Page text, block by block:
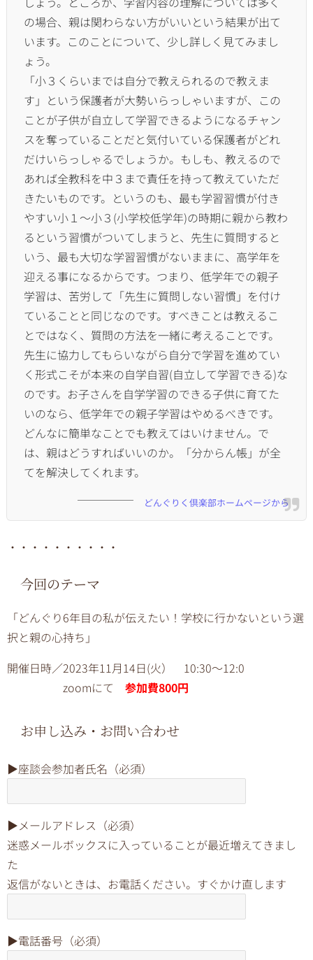
の場合、 親は関わらない方がいいという結果が出て
います。 このことについて、少し詳しく見てみまし
ょう。
「小３くらいまでは自分で教えられるので教えま
す」 という保護者が大勢いらっしゃいますが、
この
ことが子供が自立して学習できるようになるチャン
スを奪っていることだと気付いている保護者がどれ
だけいらっしゃるでしょうか。もしも、 教えるので
あれば全教科を中３まで責任を持って教えていただ
きたいものです。というのも、最も学習習慣が付き
やすい小１～小３(小学校低学年)の時期に親から教わ
るという習慣がついてしまうと、 先生に質問すると
いう、最も大切な学習習慣がないままに、 高学年を
迎える事になるからです。つまり、 低学年での親子
学習は、苦労して「先生に質問しない習慣」 を付け
ていることと同じなのです。 すべきことは教えるこ
とではなく、 質問の方法を一緒に考えることです。
先生に協力してもらいながら自分で学習を進めてい
く形式こそが本来の自学自習(自立して学習できる)な
のです。 お子さんを自学学習のできる子供に育てた
いのなら、 低学年での親子学習はやめるべきです。
どんなに簡単なことでも教えてはいけません。で
は、 親はどうすればいいのか。「分からん帳」 が全
てを解決してくれます。
どんぐりく倶楽部ホームページから
・・・・・・・・・・
今回のテーマ
「どんぐり6年目の私が伝えたい！学校に行かないという選
択と親の心持ち」
開催日時／2023年11月14日(火） 10:30～12:0
zoomにて 参加費800円
お申し込み・お問い合わせ
▶︎座談会参加者氏名（必須）
▶︎メールアドレス（必須）
迷惑メールボックスに入っていることが最近増えてきまし
た
返信がないときは、お電話ください。すぐかけ直します
▶︎電話番号（必須）